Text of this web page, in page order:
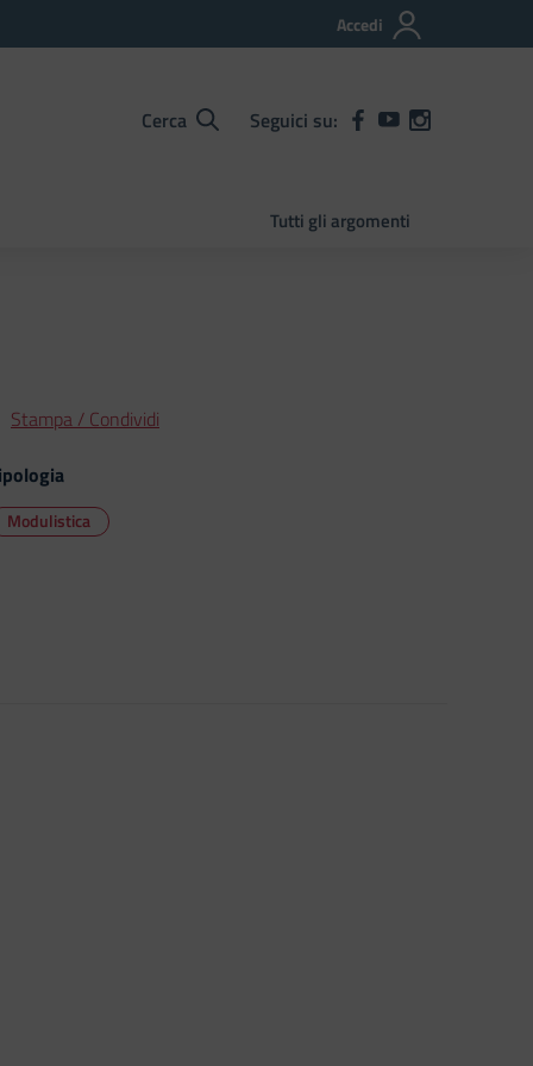
Accedi
Cerca Seguici su:
Tutti gli argomenti
Stampa / Condividi
Modulistica